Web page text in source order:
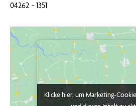
04262 - 1351
Klicke hier, um Marketing-
Klicke hier, um Marketing-